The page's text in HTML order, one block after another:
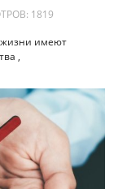
1819
жизни имеют
,